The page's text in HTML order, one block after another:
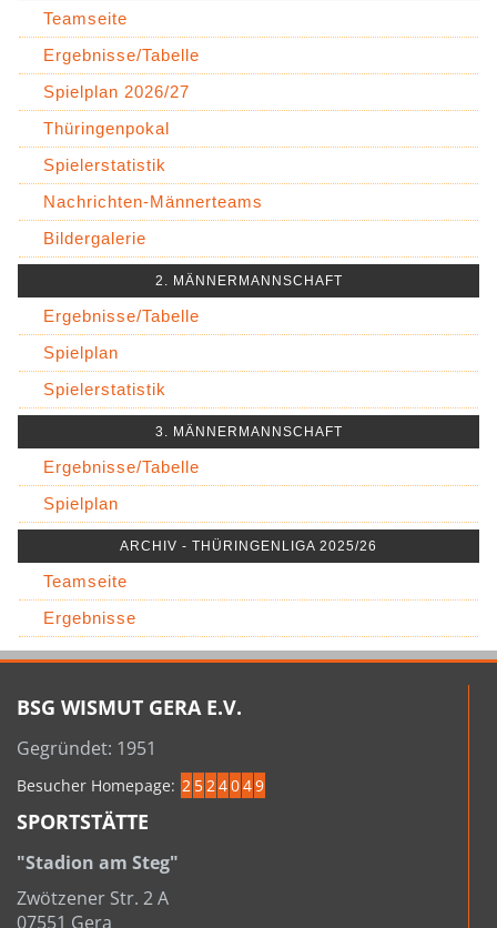
Teamseite
Ergebnisse/Tabelle
Spielplan 2026/27
Thüringenpokal
Spielerstatistik
Nachrichten-Männerteams
Bildergalerie
2. MÄNNERMANNSCHAFT
Ergebnisse/Tabelle
Spielplan
Spielerstatistik
3. MÄNNERMANNSCHAFT
Ergebnisse/Tabelle
Spielplan
ARCHIV - THÜRINGENLIGA 2025/26
Teamseite
Ergebnisse
BSG WISMUT GERA E.V.
Gegründet: 1951
Besucher Homepage: 2 524049
SPORTSTÄTTE
"Stadion am Steg"
Zwötzener Str. 2 A
07551 Gera